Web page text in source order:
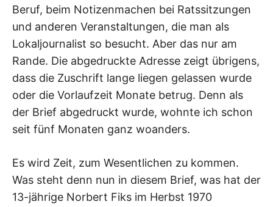
Beruf, beim Notizenmachen bei Ratssitzungen
und anderen Veranstaltungen, die man als
Lokaljournalist so besucht. Aber das nur am
Rande. Die abgedruckte Adresse zeigt übrigens,
dass die Zuschrift lange liegen gelassen wurde
oder die Vorlaufzeit Monate betrug. Denn als
der Brief abgedruckt wurde, wohnte ich schon
seit fünf Monaten ganz woanders.
Es wird Zeit, zum Wesentlichen zu kommen.
Was steht denn nun in diesem Brief, was hat der
13-jährige Norbert Fiks im Herbst 1970